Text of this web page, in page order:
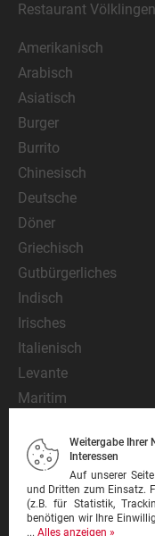
Restaurant Völklingen
Amerikanisch
Arabisch
Asiatisch
Burger
Burrito
Chinesisch
Deutsche
Döner
Griechisch
Gutbürgerliches
Indisch
Irisches
Italienisch
Levante
Maritim
Mexikanisch
Nationalgericht
Orientalisch
Pasta
Weitergabe Ihrer
Interessen
Auf unserer
und Dritten zum Einsatz.
(z.B. für Statistik,
benötigen wir Ihre
... Alles anzeigen »